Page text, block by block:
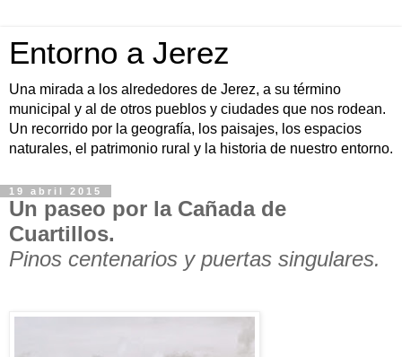
Entorno a Jerez
Una mirada a los alrededores de Jerez, a su término
municipal y al de otros pueblos y ciudades que nos rodean.
Un recorrido por la geografía, los paisajes, los espacios
naturales, el patrimonio rural y la historia de nuestro entorno.
19 abril 2015
Un paseo por la Cañada de
Cuartillos.
Pinos centenarios y puertas singulares.